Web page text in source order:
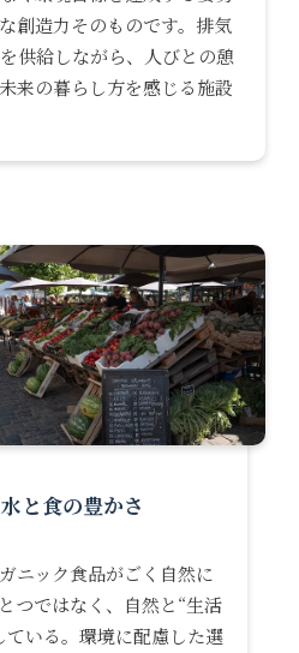
創造力そのものです。排気
供給しながら、人びとの憩
の暮らし方を感じる施設
と食の豊かさ
ニック食品がごく自然に
つではなく、自然と“生活
ている。環境に配慮した選